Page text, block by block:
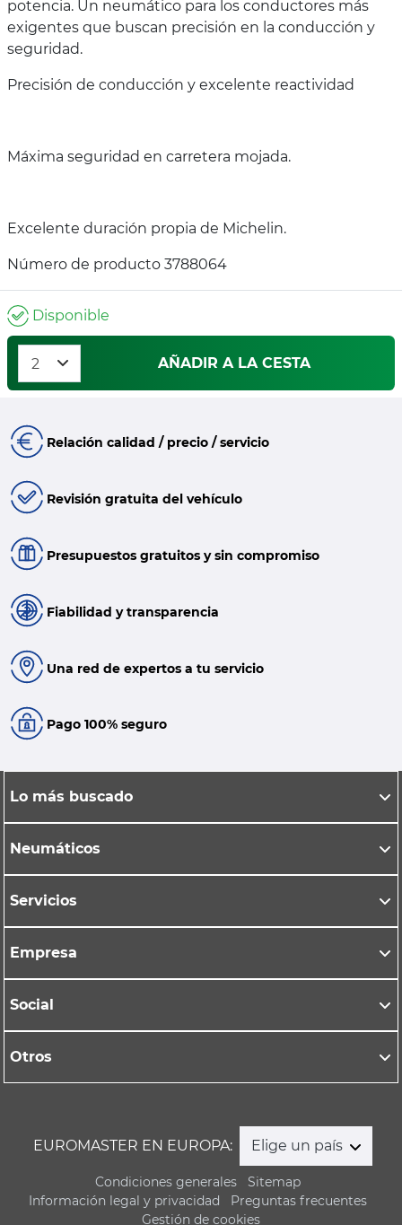
potencia. Un neumático para los conductores más
exigentes que buscan precisión en la conducción y
seguridad.
Precisión de conducción y excelente reactividad
Máxima seguridad en carretera mojada.
Excelente duración propia de Michelin.
Número de producto 3788064
Disponible
AÑADIR A LA CESTA
Relación calidad / precio / servicio
Revisión gratuita del vehículo
Presupuestos gratuitos y sin compromiso
Fiabilidad y transparencia
Una red de expertos a tu servicio
Pago 100% seguro
Lo más buscado
Neumáticos
Servicios
Empresa
Social
Otros
EUROMASTER EN EUROPA: Elige un país
Condiciones generales
Sitemap
Información legal y privacidad
Preguntas frecuentes
Gestión de cookies